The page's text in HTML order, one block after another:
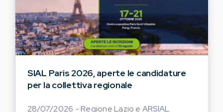
SIAL Paris 2026, aperte le candidature
per la collettiva regionale
28/07/2026 - Regione Lazio e ARSIAL